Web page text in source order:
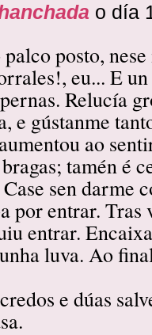
o día
posto,
eu... E
Relucía
e gústanme
ao
tamén é
sen darme
por entrar. Tras
entrar.
luva. Ao
e dúas